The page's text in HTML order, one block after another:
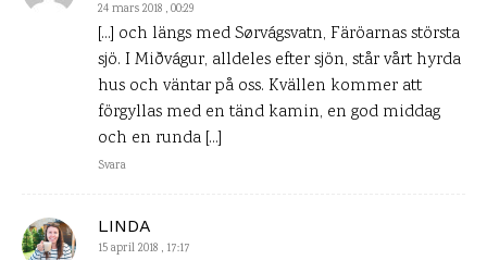
24 mars 2018 , 00:29
[…] och längs med Sørvágsvatn, Färöarnas största
sjö. I Miðvágur, alldeles efter sjön, står vårt hyrda
hus och väntar på oss. Kvällen kommer att
förgyllas med en tänd kamin, en god middag
och en runda […]
Svara
LINDA
15 april 2018 , 17:17